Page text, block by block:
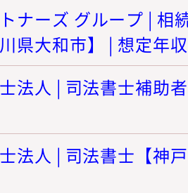
ナーズ グループ | 相
県大和市】 | 想定年
法人 | 司法書士補助
法人 | 司法書士【神